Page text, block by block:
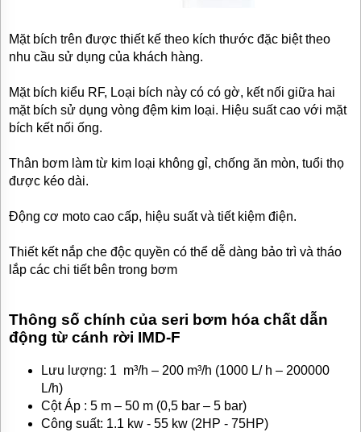
Mặt bích trên được thiết kế theo kích thước đặc biệt theo
nhu cầu sử dụng của khách hàng.
Mặt bích kiểu RF, Loại bích này có có gờ, kết nối giữa hai
mặt bích sử dụng vòng đệm kim loại. Hiệu suất cao với mặt
bích kết nối ống.
Thân bơm làm từ kim loại không gỉ, chống ăn mòn, tuổi thọ
được kéo dài.
Động cơ moto cao cấp, hiệu suất và tiết kiệm điện.
Thiết kết nắp che độc quyền có thể dễ dàng bảo trì và tháo
lắp các chi tiết bên trong bơm
Thông số chính của seri bơm hóa chất dẫn
động từ cánh rời IMD-F
Lưu lượng: 1 m³/h – 200 m³/h (1000 L/ h – 200000
L/h)
Cột Áp : 5 m – 50 m (0,5 bar – 5 bar)
Công suất: 1.1 kw - 55 kw (2HP - 75HP)